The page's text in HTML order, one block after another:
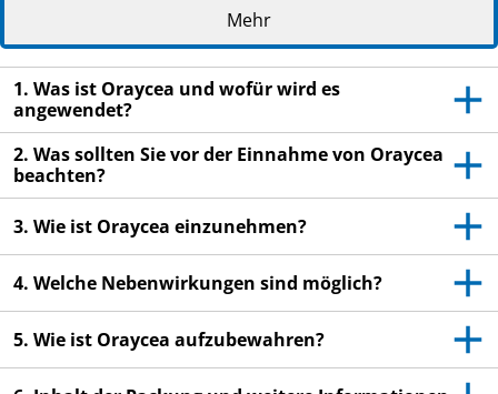
Wenn Sie weitere Fragen haben, wenden Sie sich
an Ihren Arzt oder Apotheker.
Dieses Arzneimittel wurde Ihnen persönlich
verschrieben. Geben Sie es nicht an Dritte weiter.
Es kann anderen Menschen schaden, auch wenn
diese die gleichen Beschwerden haben wie Sie.
Wenn Sie Nebenwirkungen bemerken, wenden Sie
sich an Ihren Arzt oder Apotheker. Dies gilt auch
für Nebenwirkungen, die nicht in dieser
Packungsbeilage angegeben sind. Siehe Abschnitt
4.
Mehr
1. Was ist Oraycea und wofür wird es
angewendet?
2. Was sollten Sie vor der Einnahme von Oraycea
beachten?
3. Wie ist Oraycea einzunehmen?
4. Welche Nebenwirkungen sind möglich?
5. Wie ist Oraycea aufzubewahren?